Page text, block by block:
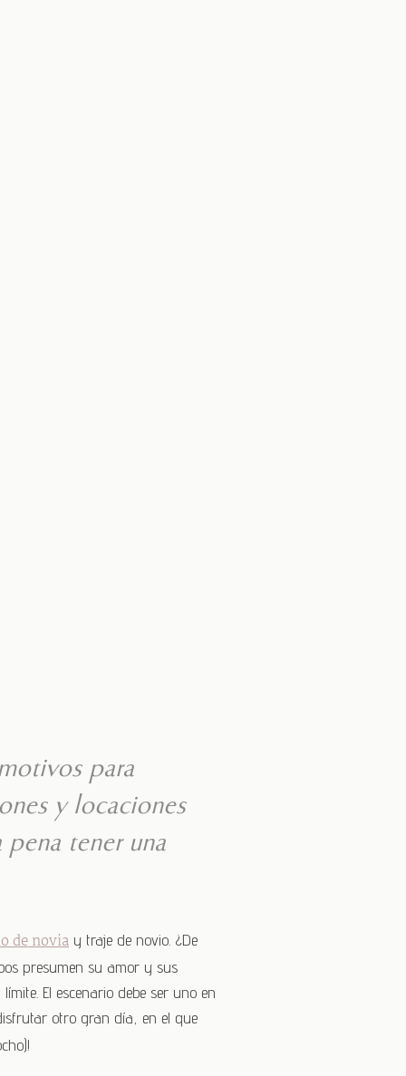
para
y locaciones
tener una
de noviay traje de novio. ¿De
presumen su amor y sus
El escenario debe ser uno en
otro gran día, en el que